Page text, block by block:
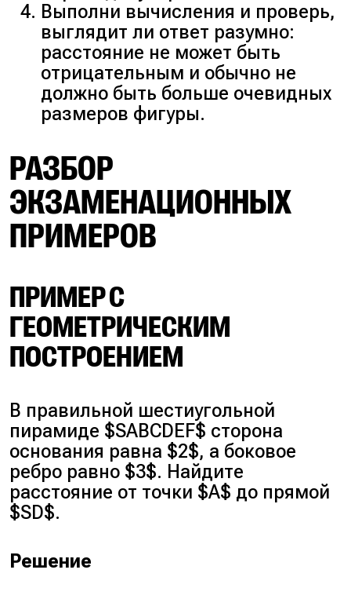
Выполни вычисления и проверь,
выглядит ли ответ разумно:
расстояние не может быть
отрицательным и обычно не
должно быть больше очевидных
размеров фигуры.
РАЗБОР
ЭКЗАМЕНАЦИОННЫХ
ПРИМЕРОВ
ПРИМЕР С
ГЕОМЕТРИЧЕСКИМ
ПОСТРОЕНИЕМ
В правильной шестиугольной
пирамиде $SABCDEF$ сторона
основания равна $2$, а боковое
ребро равно $3$. Найдите
расстояние от точки $A$ до прямой
$SD$.
Решение